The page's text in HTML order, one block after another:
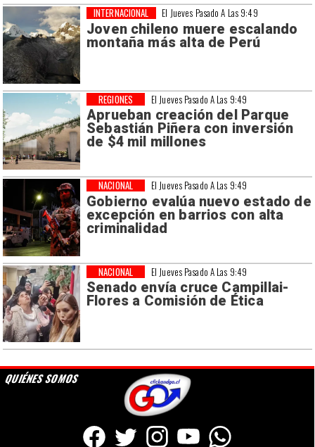
El Jueves Pasado A Las 9:49
Joven chileno muere escalando
montaña más alta de Perú
INTERNACIONAL
El Jueves Pasado A Las 9:49
Aprueban creación del Parque
Sebastián Piñera con inversión
de $4 mil millones
REGIONES
El Jueves Pasado A Las 9:49
Gobierno evalúa nuevo estado de
excepción en barrios con alta
criminalidad
NACIONAL
El Jueves Pasado A Las 9:49
Senado envía cruce Campillai-
Flores a Comisión de Ética
NACIONAL
QUIÉNES SOMOS